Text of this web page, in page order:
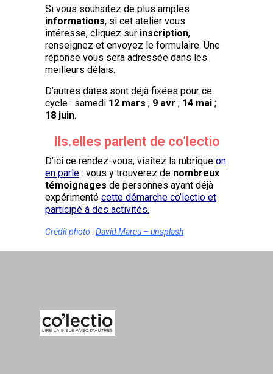
Si vous souhaitez de plus amples
informations, si cet atelier vous
intéresse, cliquez sur inscription,
renseignez et envoyez le formulaire. Une
réponse vous sera adressée dans les
meilleurs délais.
D’autres dates sont déjà fixées pour ce
cycle : samedi 12 mars ; 9 avr ; 14 mai ;
18 juin.
Ils.elles parlent de co’lectio
D’ici ce rendez-vous, visitez la rubrique on
en parle : vous y trouverez de nombreux
témoignages de personnes ayant déjà
expérimenté cette démarche co’lectio et
participé à des activités.
Crédit photo :David Marcu – unsplash